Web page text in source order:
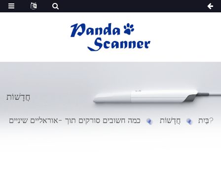
חֲדָשׁוֹת
בַּיִת חֲדָשׁוֹת כמה חשובים סורקים תוך -אוראליים שיניים?